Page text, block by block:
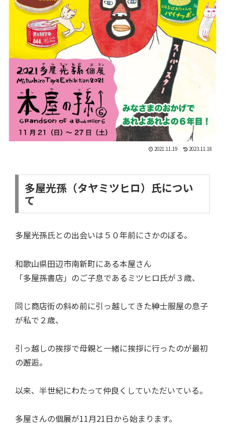
2021.11.19 2023.11.18
多屋光孫（タヤミツヒロ）氏につい
て
多屋光孫氏との出会いは５０年前にさかのぼる。
和歌山県田辺市南新町にある本屋さん
「多屋孫書店」のご子息であるミツヒロ氏が３歳、
同じ商店街の斜め前に引っ越してきた紳士服屋の息子
が私で２歳、
引っ越しの挨拶で母親と一緒に挨拶に行ったのが最初
の邂逅。
以来、半世紀にわたって仲良くしていただいている。
多屋さんの個展が11月21日から始まります。